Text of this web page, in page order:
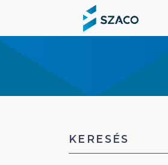
KERESÉS